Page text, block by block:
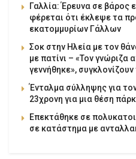
Γαλλία: Έρευνα σε βάρος
φέρεται ότι έκλεψε τα
εκατομμυρίων Γάλλων
Σοκ στην Ηλεία με τον
με πατίνι – «Τον γνώριζα
γεννήθηκε»,
Ένταλμα σύλληψης για
23χρονη για μια θέση
Επεκτάθηκε σε
σε κατάστημα με